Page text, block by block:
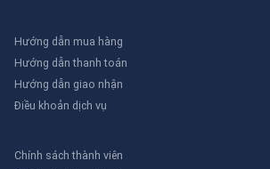
Hướng dẫn mua hàng
Hướng dẫn thanh toán
Hướng dẫn giao nhận
Điều khoản dịch vụ
Chính sách thành viên